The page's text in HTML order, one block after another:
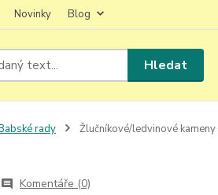
Novinky Blog
Hledat
rady Žlučníkové/ledvinové
Komentáře (0)